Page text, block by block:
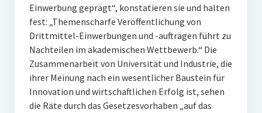
Einwerbung geprägt“, konstatieren sie und halten
fest: „Themenscharfe Veröffentlichung von
Drittmittel-Einwerbungen und -aufträgen führt zu
Nachteilen im akademischen Wettbewerb.“ Die
Zusammenarbeit von Universität und Industrie, die
ihrer Meinung nach ein wesentlicher Baustein für
Innovation und wirtschaftlichen Erfolg ist, sehen
die Räte durch das Gesetzesvorhaben „auf das